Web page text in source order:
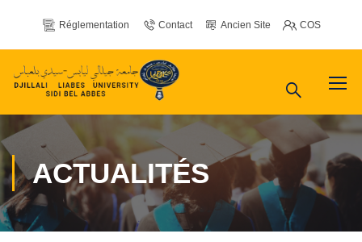
Réglementation Contact Ancien Site COS
ACTUALITÉS